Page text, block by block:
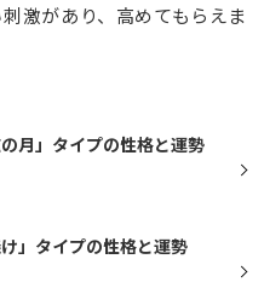
激があり、高めてもらえま
月」タイプの性格と運勢
」タイプの性格と運勢